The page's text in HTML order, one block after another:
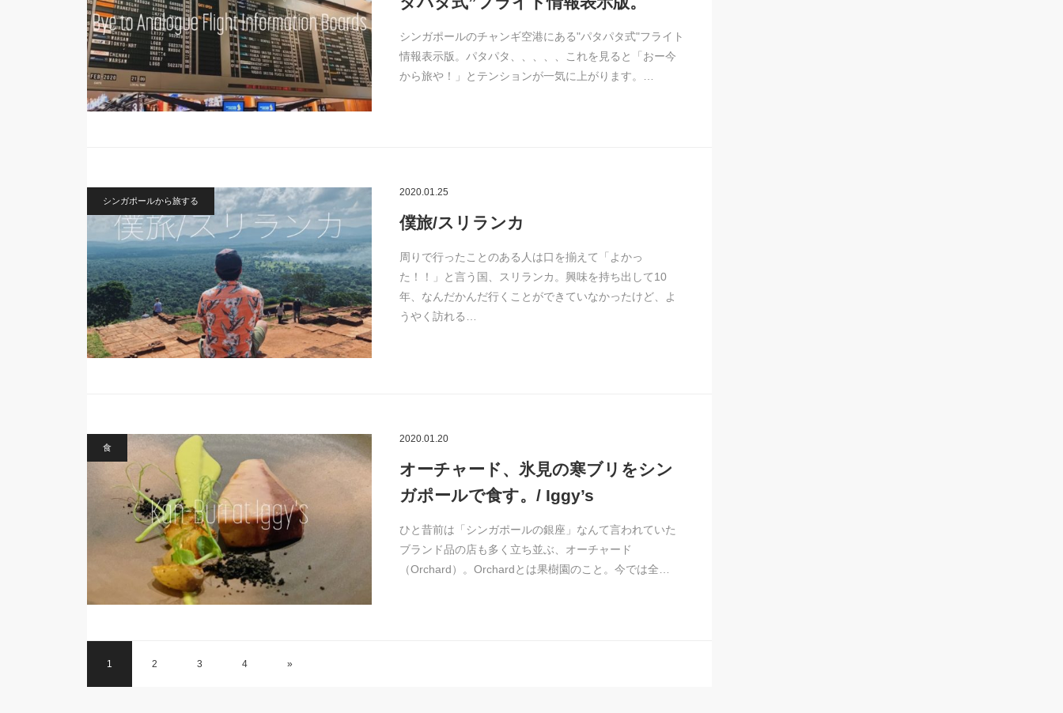
シンガポールのチャンギ空港にある"パタパタ式"フライト
情報表示版。パタパタ、、、、、これを見ると「おー今
から旅や！」とテンションが一気に上がります。…
シンガポールから旅する
2020.01.25
僕旅/スリランカ
周りで行ったことのある人は口を揃えて「よかっ
た！！」と言う国、スリランカ。興味を持ち出して10
年、なんだかんだ行くことができていなかったけど、よ
うやく訪れる…
食
2020.01.20
オーチャード、氷見の寒ブリをシン
ガポールで食す。/ Iggy’s
ひと昔前は「シンガポールの銀座」なんて言われていた
ブランド品の店も多く立ち並ぶ、オーチャード
（Orchard）。Orchardとは果樹園のこと。今では全…
1 2 3 4 »